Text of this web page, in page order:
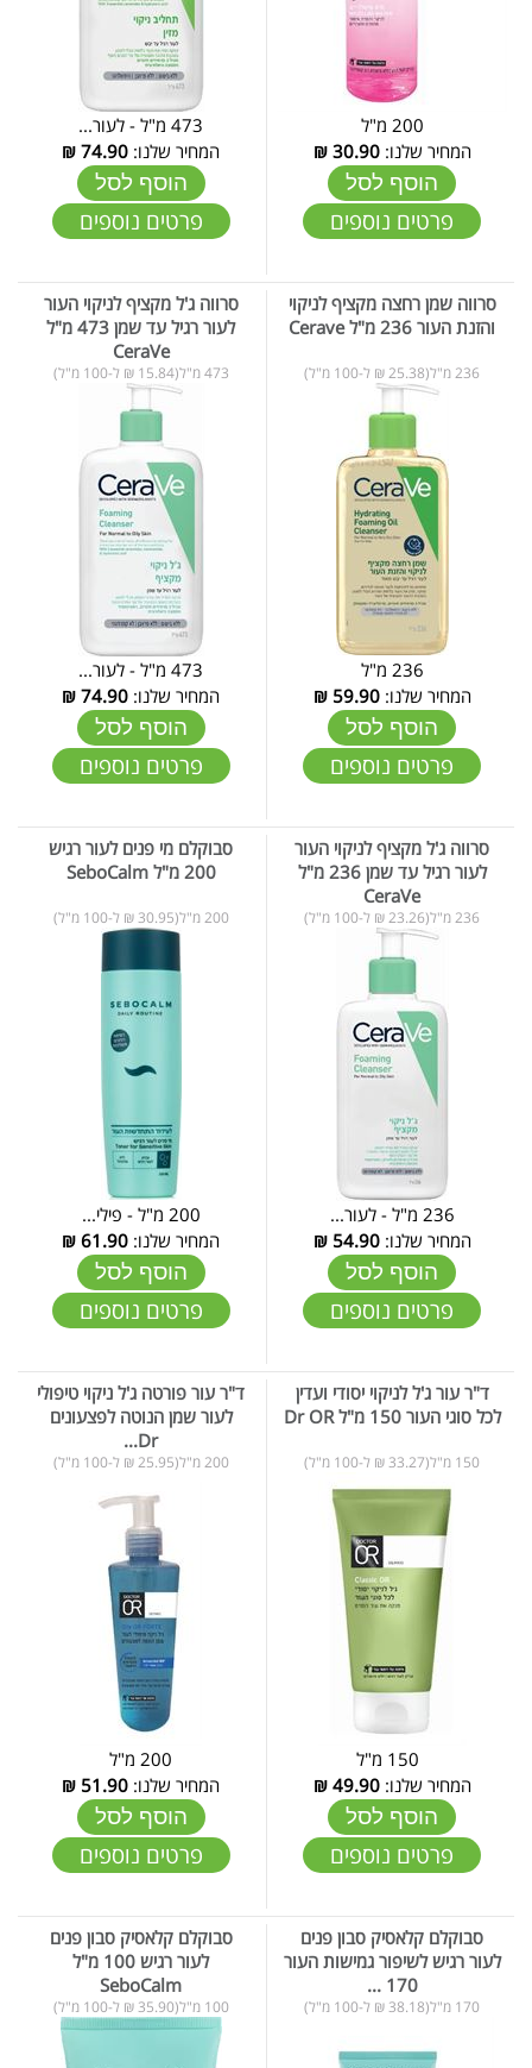
200 מ"ל
המחיר שלנו:30.90
₪
הוסף לסל
פרטים נוספים
473 מ"ל - לעור...
המחיר שלנו: 74.90
₪
הוסף לסל
פרטים נוספים
סרווה שמן רחצה מקציף לניקוי
והזנת העור 236 מ"ל Cerave
236 מ"ל(25.38 ₪ ל-100 מ"ל)
236 מ"ל
המחיר שלנו:59.90
₪
הוסף לסל
פרטים נוספים
סרווה ג'ל מקציף לניקוי העור
לעור רגיל עד שמן 473 מ"ל
CeraVe
473 מ"ל(15.84 ₪ ל-100 מ"ל)
473 מ"ל - לעור...
המחיר שלנו: 74.90
₪
הוסף לסל
פרטים נוספים
סרווה ג'ל מקציף לניקוי העור
לעור רגיל עד שמן 236 מ"ל
CeraVe
236 מ"ל(23.26 ₪ ל-100 מ"ל)
236 מ"ל - לעור...
המחיר שלנו:54.90
₪
הוסף לסל
פרטים נוספים
סבוקלם מי פנים לעור רגיש
200 מ"ל SeboCalm
200 מ"ל(30.95 ₪ ל-100 מ"ל)
200 מ"ל - פילי...
המחיר שלנו: 61.90
₪
הוסף לסל
פרטים נוספים
ד"ר עור ג'ל לניקוי יסודי ועדין
לכל סוגי העור 150 מ"ל Dr OR
150 מ"ל(33.27 ₪ ל-100 מ"ל)
המחיר שלנו:49.90
₪
הוסף לסל
פרטים נוספים
ד"ר עור פורטה ג'ל ניקוי טיפולי
לעור שמן הנוטה לפצעונים
Dr...
200 מ"ל(25.95 ₪ ל-100 מ"ל)
200 מ"ל
המחיר שלנו: 51.90
₪
הוסף לסל
פרטים נוספים
סבוקלם קלאסיק סבון פנים
לעור רגיש לשיפור גמישות העור
170 ...
170 מ"ל(38.18 ₪ ל-100 מ"ל)
סבוקלם קלאסיק סבון פנים
לעור רגיש 100 מ"ל
SeboCalm
100 מ"ל(35.90 ₪ ל-100 מ"ל)